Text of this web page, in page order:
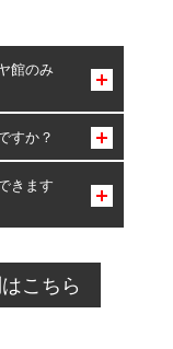
館のみ
。
すか？
同時にご予約が
きます
場合のご予約
約の店舗まで
こちら